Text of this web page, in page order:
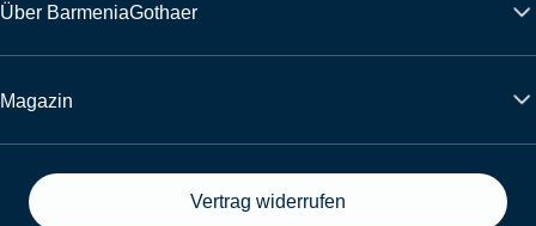
Über BarmeniaGothaer
Magazin
Vertrag widerrufen